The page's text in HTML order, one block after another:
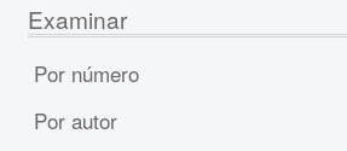
Examinar
Por número
Por autor